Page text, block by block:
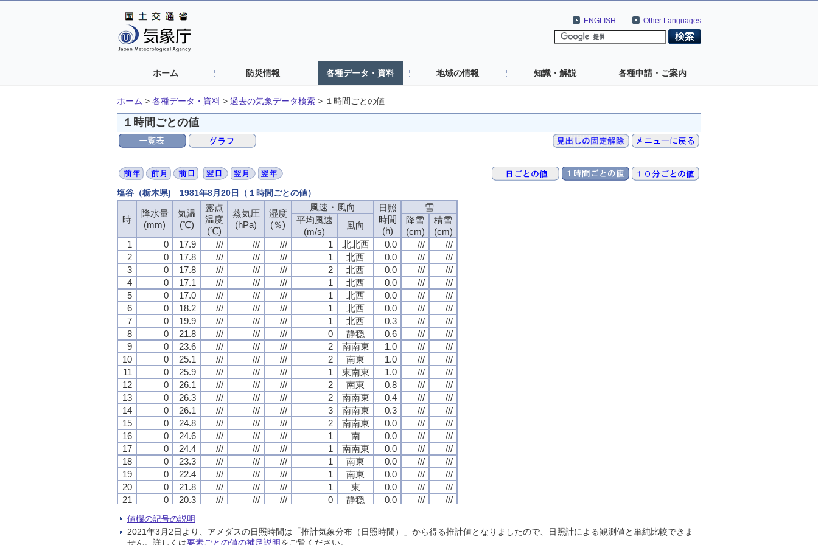
Other Languages
ENGLISH
ホーム 防災情報 各種データ・資料 地域の情報 知識・解説 各種申請・ご案内
ホーム > 各種データ・資料 > 過去の気象データ検索 > １時間ごとの値
１時間ごとの値
塩谷（栃木県) 1981年8月20日（１時間ごとの値）
時
降水量
(mm)
気温
(℃)
露点
温度
(℃)
蒸気圧
(hPa)
湿度
(％)
風速・風向
日照
時間
(h)
雪
平均風速
(m/s)
風向
降雪
(cm)
積雪
(cm)
1
0 17.9 /// /// /// 1 北北西 0.0 ///
///
2
0 17.8 /// /// /// 1 北西 0.0 ///
///
3
0 17.8 /// /// /// 2 北西 0.0 ///
///
4
0 17.1 /// /// /// 1 北西 0.0 ///
///
5
0 17.0 /// /// /// 1 北西 0.0 ///
///
6
0 18.2 /// /// /// 1 北西 0.0 ///
///
7
0 19.9 /// /// /// 1 北西 0.3 ///
///
8
0 21.8 /// /// /// 0 静穏 0.6 ///
///
9
0 23.6 /// /// /// 2 南南東 1.0 ///
///
10
0 25.1 /// /// /// 2 南東 1.0 ///
///
11
0 25.9 /// /// /// 1 東南東 1.0 ///
///
12
0 26.1 /// /// /// 2 南東 0.8 ///
///
13
0 26.3 /// /// /// 2 南南東 0.4 ///
///
14
0 26.1 /// /// /// 3 南南東 0.3 ///
///
15
0 24.8 /// /// /// 2 南南東 0.0 ///
///
16
0 24.6 /// /// /// 1 南 0.0 ///
///
17
0 24.4 /// /// /// 1 南南東 0.0 ///
///
18
0 23.3 /// /// /// 1 南東 0.0 ///
///
19
0 22.4 /// /// /// 1 南東 0.0 ///
///
20
0 21.8 /// /// /// 1 東 0.0 ///
///
21
0 20.3 /// /// /// 0 静穏 0.0 ///
///
20.3
23
0 21.0 西南西
///
24
0 20.6 /// /// /// 0 静穏 0.0 /// ///
時
降水量
(mm)
気温
(℃)
露点
温度
(℃)
蒸気圧
(hPa)
湿度
(％)
風速・風向
日照
時間
(h)
雪
平均風速
(m/s)
風向
降雪
(cm)
積雪
(cm)
1
0 17.9 /// /// /// 1 北北西 0.0 ///
///
2
0 17.8 /// /// /// 1 北西 0.0 ///
///
3
0 17.8 /// /// /// 2 北西 0.0 ///
///
4
0 17.1 /// /// /// 1 北西 0.0 ///
///
5
0 17.0 /// /// /// 1 北西 0.0 ///
///
6
0 18.2 /// /// /// 1 北西 0.0 ///
///
7
0 19.9 /// /// /// 1 北西 0.3 ///
///
8
0 21.8 /// /// /// 0 静穏 0.6 ///
///
9
0 23.6 /// /// /// 2 南南東 1.0 ///
///
10
0 25.1 /// /// /// 2 南東 1.0 ///
///
11
0 25.9 /// /// /// 1 東南東 1.0 ///
///
12
0 26.1 /// /// /// 2 南東 0.8 ///
///
13
0 26.3 /// /// /// 2 南南東 0.4 ///
///
14
0 26.1 /// /// /// 3 南南東 0.3 ///
///
15
0 24.8 /// /// /// 2 南南東 0.0 ///
///
16
0 24.6 /// /// /// 1 南 0.0 ///
///
17
0 24.4 /// /// /// 1 南南東 0.0 ///
///
18
0 23.3 /// /// /// 1 南東 0.0 ///
///
19
0 22.4 /// /// /// 1 南東 0.0 ///
///
20
0 21.8 /// /// /// 1 東 0.0 ///
///
21
0 20.3 /// /// /// 0 静穏 0.0 ///
///
20.3
23
0 21.0 西南西
///
24
0 20.6 /// /// /// 0 静穏 0.0 /// ///
時
降水量
(mm)
気温
(℃)
露点
温度
(℃)
蒸気圧
(hPa)
湿度
(％)
風速・風向
日照
時間
(h)
雪
平均風速
(m/s)
風向
降雪
(cm)
積雪
(cm)
1
0 17.9 /// /// /// 1 北北西 0.0 ///
///
2
0 17.8 /// /// /// 1 北西 0.0 ///
///
3
0 17.8 /// /// /// 2 北西 0.0 ///
///
4
0 17.1 /// /// /// 1 北西 0.0 ///
///
5
0 17.0 /// /// /// 1 北西 0.0 ///
///
6
0 18.2 /// /// /// 1 北西 0.0 ///
///
7
0 19.9 /// /// /// 1 北西 0.3 ///
///
8
0 21.8 /// /// /// 0 静穏 0.6 ///
///
9
0 23.6 /// /// /// 2 南南東 1.0 ///
///
10
0 25.1 /// /// /// 2 南東 1.0 ///
///
11
0 25.9 /// /// /// 1 東南東 1.0 ///
///
12
0 26.1 /// /// /// 2 南東 0.8 ///
///
13
0 26.3 /// /// /// 2 南南東 0.4 ///
///
14
0 26.1 /// /// /// 3 南南東 0.3 ///
///
15
0 24.8 /// /// /// 2 南南東 0.0 ///
///
16
0 24.6 /// /// /// 1 南 0.0 ///
///
17
0 24.4 /// /// /// 1 南南東 0.0 ///
///
18
0 23.3 /// /// /// 1 南東 0.0 ///
///
19
0 22.4 /// /// /// 1 南東 0.0 ///
///
20
0 21.8 /// /// /// 1 東 0.0 ///
///
21
0 20.3 /// /// /// 0 静穏 0.0 ///
///
20.3
23
0 21.0 西南西
///
24
0 20.6 /// /// /// 0 静穏 0.0 /// ///
時
降水量
(mm)
気温
(℃)
露点
温度
(℃)
蒸気圧
(hPa)
湿度
(％)
風速・風向
日照
時間
(h)
雪
平均風速
(m/s)
風向
降雪
(cm)
積雪
(cm)
1
0 17.9 /// /// /// 1 北北西 0.0 ///
///
2
0 17.8 /// /// /// 1 北西 0.0 ///
///
3
0 17.8 /// /// /// 2 北西 0.0 ///
///
4
0 17.1 /// /// /// 1 北西 0.0 ///
///
5
0 17.0 /// /// /// 1 北西 0.0 ///
///
6
0 18.2 /// /// /// 1 北西 0.0 ///
///
7
0 19.9 /// /// /// 1 北西 0.3 ///
///
8
0 21.8 /// /// /// 0 静穏 0.6 ///
///
9
0 23.6 /// /// /// 2 南南東 1.0 ///
///
10
0 25.1 /// /// /// 2 南東 1.0 ///
///
11
0 25.9 /// /// /// 1 東南東 1.0 ///
///
12
0 26.1 /// /// /// 2 南東 0.8 ///
///
13
0 26.3 /// /// /// 2 南南東 0.4 ///
///
14
0 26.1 /// /// /// 3 南南東 0.3 ///
///
15
0 24.8 /// /// /// 2 南南東 0.0 ///
///
16
0 24.6 /// /// /// 1 南 0.0 ///
///
17
0 24.4 /// /// /// 1 南南東 0.0 ///
///
18
0 23.3 /// /// /// 1 南東 0.0 ///
///
19
0 22.4 /// /// /// 1 南東 0.0 ///
///
20
0 21.8 /// /// /// 1 東 0.0 ///
///
21
0 20.3 /// /// /// 0 静穏 0.0 ///
///
20.3
23
0 21.0 西南西
///
24
0 20.6 /// /// /// 0 静穏 0.0 /// ///
値欄の記号の説明
2021年3月2日より、アメダスの日照時間は「推計気象分布（日照時間）」から得る推計値となりましたので、日照計による観測値と単純比較できま
せん。詳しくは要素ごとの値の補足説明をご覧ください。